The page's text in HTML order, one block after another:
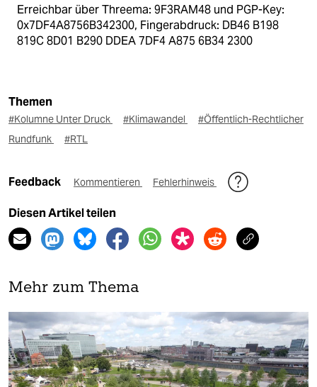
Erreichbar über Threema: 9F3RAM48 und PGP-Key:
0x7DF4A8756B342300, Fingerabdruck: DB46 B198
819C 8D01 B290 DDEA 7DF4 A875 6B34 2300
Themen
#Kolumne Unter Druck #Klimawandel
#Öffentlich-Rechtlicher
Rundfunk
#RTL
Feedback Kommentieren Fehlerhinweis
Diesen Artikel teilen
Mehr zum Thema